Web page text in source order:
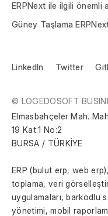
ERPNext ile ilgili önemli
Güney Taşlama
LinkedIn Twitter
© LOGEDOSOFT
Elmasbahçeler Mah.
19 Kat:1 No:2
BURSA / TÜRKİYE
ERP (bulut erp, web
toplama, veri
uygulamaları, barkodlu
yönetimi, mobil